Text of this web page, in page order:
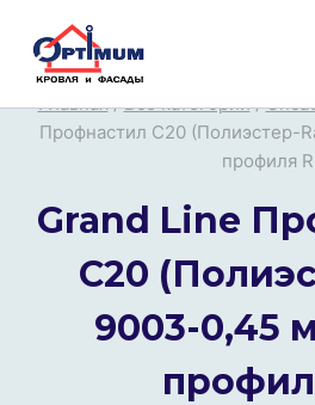
Перейти
Главная / Все категории /
Профнастил С20 (Полиэстер-
профиля R
Grand Line
С20
9003-0,45